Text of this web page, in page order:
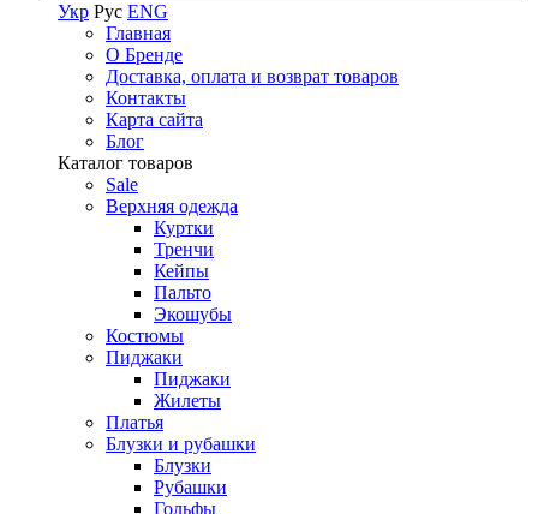
Укр Рус ENG
Главная
О Бренде
Доставка, оплата и возврат товаров
Контакты
Карта сайта
Блог
Каталог товаров
Sale
Верхняя одежда
Куртки
Тренчи
Кейпы
Пальто
Экошубы
Костюмы
Пиджаки
Пиджаки
Жилеты
Платья
Блузки и рубашки
Блузки
Рубашки
Гольфы